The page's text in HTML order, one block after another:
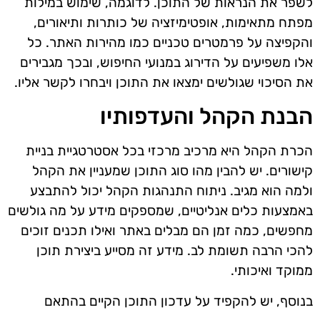
מפתח מתאימות, אופטימיזציה של כותרות ותיאורים,
והקפיצה על פרמטרים טכניים כמו מהירות האתר. כל
אלו משפיעים על הדירוג במנועי החיפוש, ובכך מגבירים
את הסיכוי שגולשים ימצאו את התוכן ויבחרו לקשר אליו.
הבנת הקהל והעדפותיו
הכרת הקהל היא מרכיב מרכזי בכל אסטרטגיית בניית
קישורים. יש להבין מהו סוג התוכן שמעניין את הקהל
ולמה הוא מגיב. ניתוח התנהגות הקהל יכול להתבצע
באמצעות כלים אנליטיים, שמספקים מידע על מה גולשים
מחפשים, כמה זמן הם מבלים באתר ואילו תכנים זוכים
להכי הרבה תשומת לב. מידע זה מסייע ביצירת תוכן
ממוקד ואיכותי.
בנוסף, יש להקפיד על עדכון התוכן הקיים בהתאם